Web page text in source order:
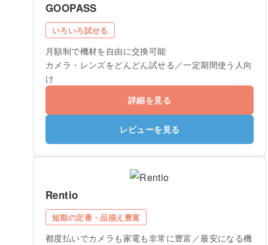
GOOPASS
いろいろ試せる
月額制で機材を自由に交換可能
カメラ・レンズをどんどん試せる／一定期間使う人向
け
詳細を見る
レビューを見る
Rentio
短期の定番・品揃え豊富
都度払いでカメラも家電も非常に豊富／最安になる機